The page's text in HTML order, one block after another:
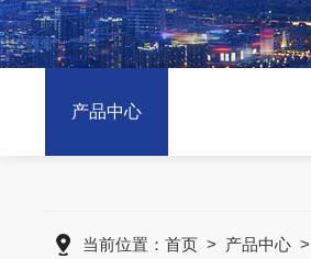
产品中心
当前位置： 首页> 产品中心>